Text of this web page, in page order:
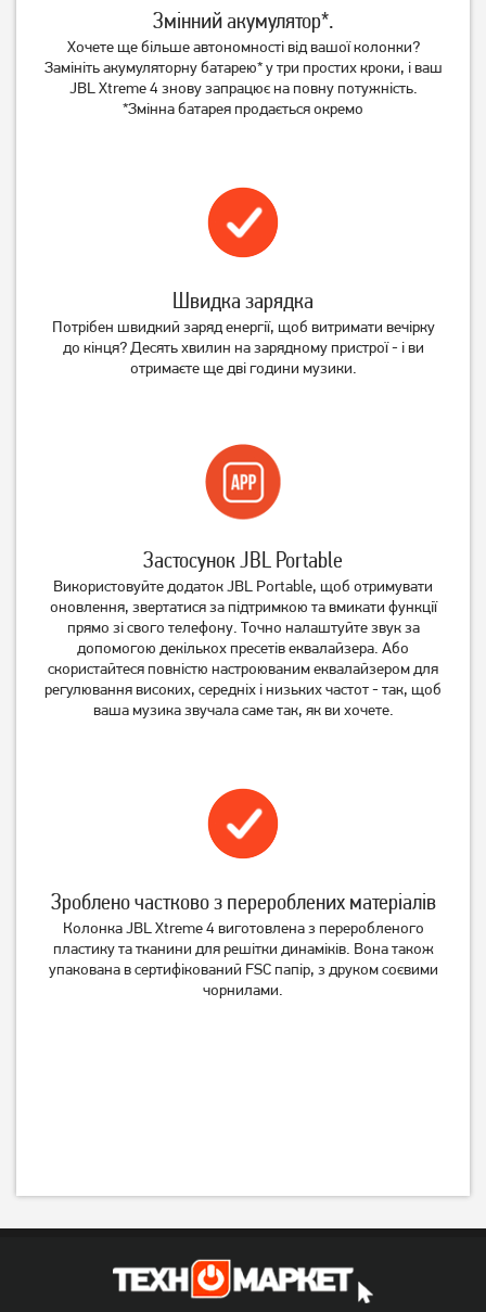
Змінний акумулятор*.
Хочете ще більше автономності від вашої колонки?
Замініть акумуляторну батарею* у три простих кроки, і ваш
JBL Xtreme 4 знову запрацює на повну потужність.
*Змінна батарея продається окремо
Швидка зарядка
Потрібен швидкий заряд енергії, щоб витримати вечірку
до кінця? Десять хвилин на зарядному пристрої - і ви
отримаєте ще дві години музики.
Застосунок JBL Portable
Використовуйте додаток JBL Portable, щоб отримувати
оновлення, звертатися за підтримкою та вмикати функції
прямо зі свого телефону. Точно налаштуйте звук за
допомогою декількох пресетів еквалайзера. Або
скористайтеся повністю настроюваним еквалайзером для
регулювання високих, середніх і низьких частот - так, щоб
ваша музика звучала саме так, як ви хочете.
Зроблено частково з перероблених матеріалів
Колонка JBL Xtreme 4 виготовлена з переробленого
пластику та тканини для решітки динаміків. Вона також
упакована в сертифікований FSC папір, з друком соєвими
чорнилами.